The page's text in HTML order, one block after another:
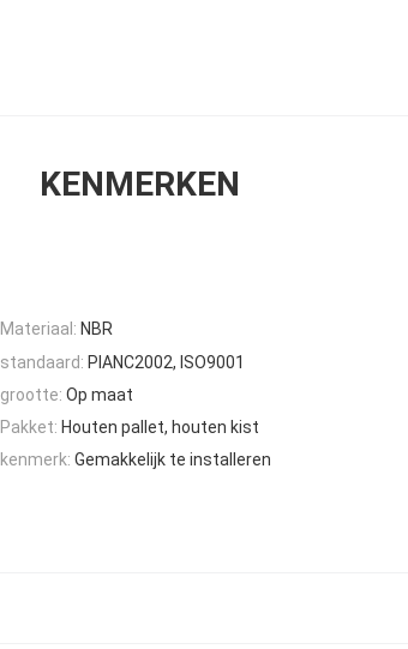
KENMERKEN
Materiaal: NBR
standaard: PIANC2002, ISO9001
grootte: Op maat
Pakket: Houten pallet, houten kist
kenmerk: Gemakkelijk te installeren